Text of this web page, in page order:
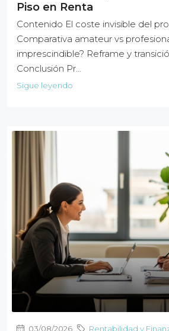
Piso en Renta
Contenido El coste invisible del
Comparativa amateur vs
imprescindible? Reframe y
Conclusión Pr…
Sigue leyendo
03/08/2026 Rentabilidad y